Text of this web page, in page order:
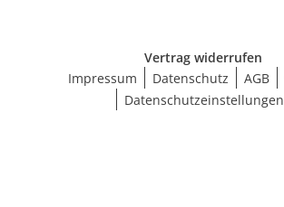
Vertrag widerrufen
Impressum
Datenschutz AGB
Datenschutzeinstellungen